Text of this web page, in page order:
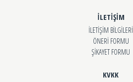
İLETİŞİM
İLETİŞİM BİLGİLERİ
ÖNERİ FORMU
ŞİKAYET FORMU
KVKK